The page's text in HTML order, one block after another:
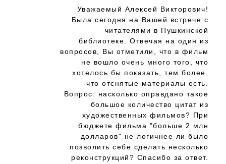
Уважаемый Алексей Викторович!
Была сегодня на Вашей встрече с
читателями в Пушкинской
библиотеке. Отвечая на один из
вопросов, Вы отметили, что в фильм
не вошло очень много того, что
хотелось бы показать, тем более,
что отснятые материалы есть.
Вопрос: насколько оправдано такое
большое количество цитат из
художественных фильмов? При
бюджете фильма "больше 2 млн
долларов" не логичнее ли было
позволить себе сделать несколько
реконструкций? Спасибо за ответ.